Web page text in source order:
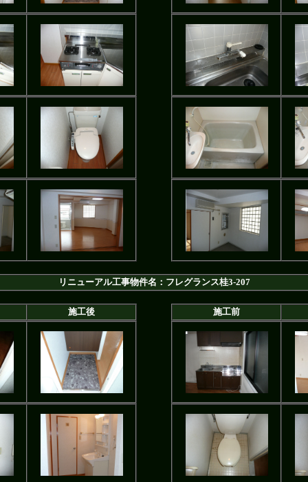
リニューアル工事物件名：フレグランス桂3-207
施工後 施工前